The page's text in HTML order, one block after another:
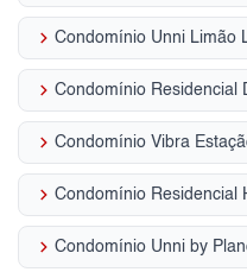
keyboard_arrow_right Condomínio Unni Limão
keyboard_arrow_right
keyboard_arrow_right
keyboard_arrow_right
keyboard_arrow_right